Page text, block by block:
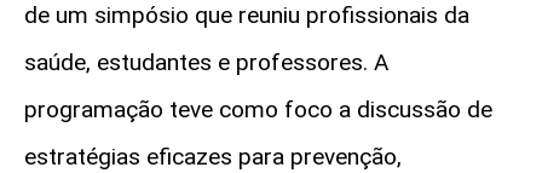
de um simpósio que reuniu profissionais da
saúde, estudantes e professores. A
programação teve como foco a discussão de
estratégias eficazes para prevenção,